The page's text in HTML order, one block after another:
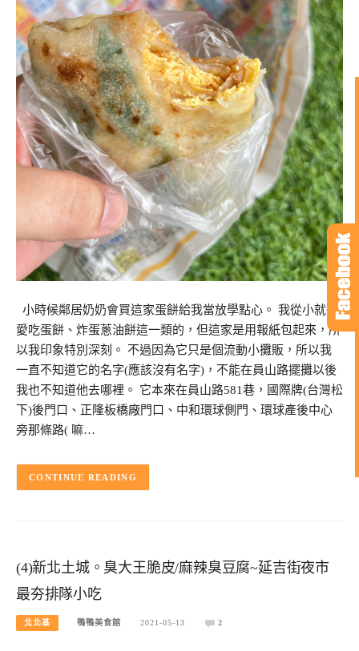
小時候鄰居奶奶會買這家蛋餅給我當放學點心。 我從小就很
愛吃蛋餅、炸蛋蔥油餅這一類的，但這家是用報紙包起來，所
以我印象特別深刻。 不過因為它只是個流動小攤販，所以我
一直不知道它的名字(應該沒有名字)，不能在員山路擺攤以後
我也不知道他去哪裡。 它本來在員山路581巷，國際牌(台灣松
下)後門口、正隆板橋廠門口、中和環球側門、環球產後中心
旁那條路( 嘛…
CONTINUE READING
(4)新北土城。臭大王脆皮/麻辣臭豆腐~延吉街夜市
最夯排隊小吃
北北基 鴨鴨美食館 2021-05-13 2